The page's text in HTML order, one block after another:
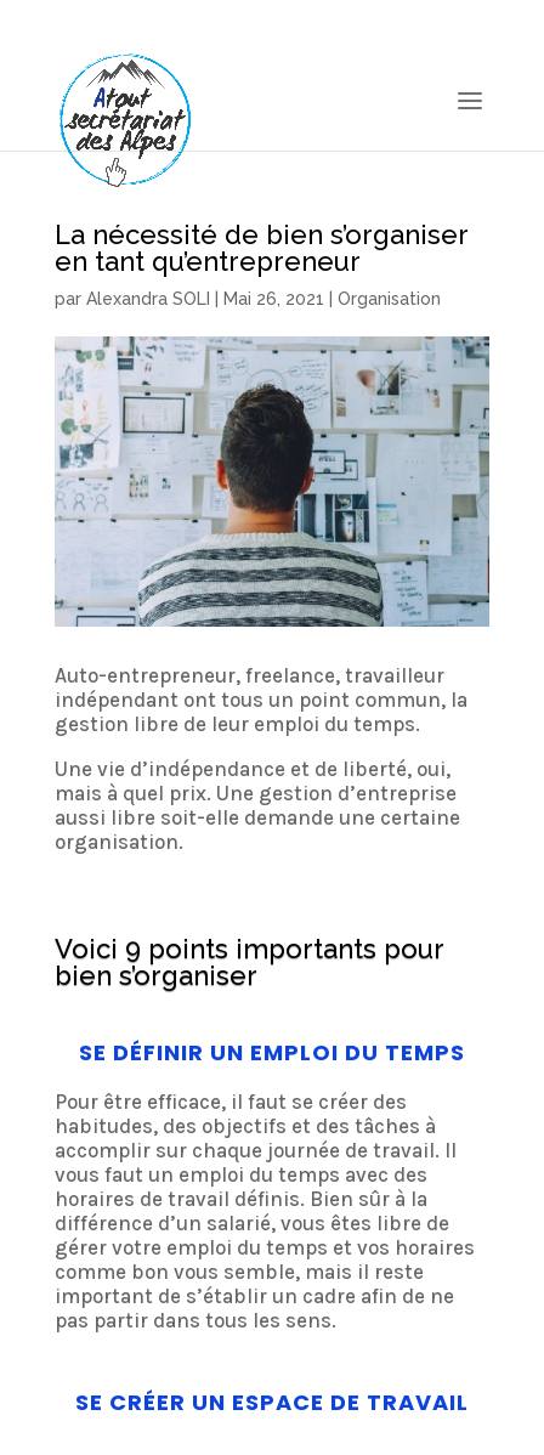
La nécessité de bien s’organiser
en tant qu’entrepreneur
par Alexandra SOLI Mai 26, 2021 Organisation
Auto-entrepreneur, freelance, travailleur
indépendant ont tous un point commun, la
gestion libre de leur emploi du temps.
Une vie d’indépendance et de liberté, oui,
mais à quel prix. Une gestion d’entreprise
aussi libre soit-elle demande une certaine
organisation.
Voici 9 points importants pour
bien s’organiser
SE DÉFINIR UN EMPLOI DU TEMPS
Pour être efficace, il faut se créer des
habitudes, des objectifs et des tâches à
accomplir sur chaque journée de travail. Il
vous faut un emploi du temps avec des
horaires de travail définis. Bien sûr à la
différence d’un salarié, vous êtes libre de
gérer votre emploi du temps et vos horaires
comme bon vous semble, mais il reste
important de s’établir un cadre afin de ne
pas partir dans tous les sens.
SE CRÉER UN ESPACE DE TRAVAIL